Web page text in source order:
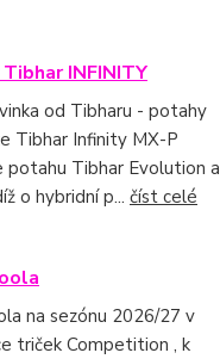
INFINITY
od Tibharu - potahy
Tibhar Infinity MX-P
potahu Tibhar Evolution a
o hybridní p... číst celé
na sezónu 2026/27 v
triček Competition , k